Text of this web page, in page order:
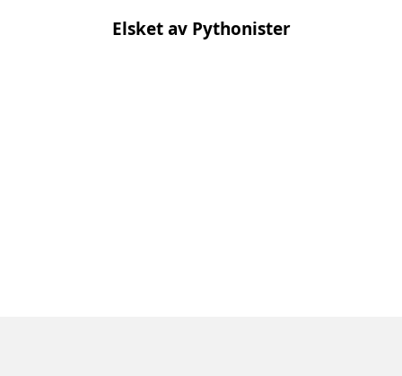
Elsket av Pythonister